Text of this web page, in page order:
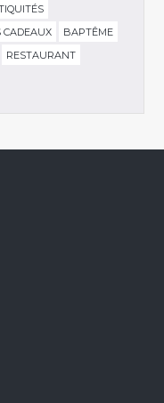
CADEAUX
BAPTÊME
RESTAURANT